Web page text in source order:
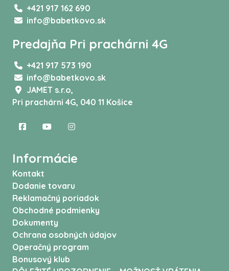
+421 917 162 690
info@babetkovo.sk
Predajňa Pri prachárni 4G
+421 917 573 190
info@babetkovo.sk
JAMET s.r.o,
Pri prachárni 4G, 040 11 Košice
Informácie
Kontakt
Dodanie tovaru
Reklamačný poriadok
Obchodné podmienky
Dokumenty
Ochrana osobných údajov
Operačný program
Bonusový klub